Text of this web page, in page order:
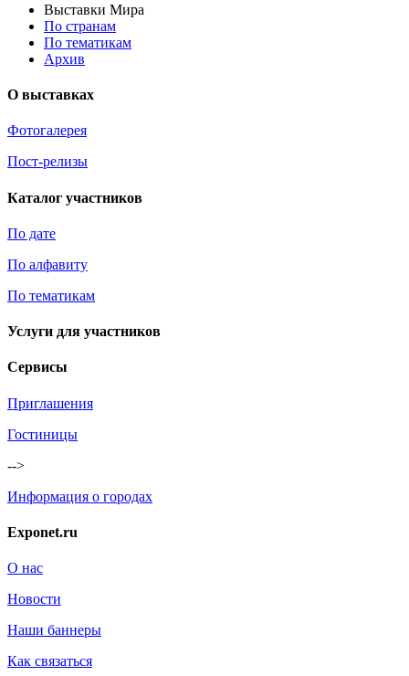
Выставки Мира
По странам
По тематикам
Архив
О выставках
Фотогалерея
Пост-релизы
Каталог участников
По дате
По алфавиту
По тематикам
Услуги для участников
Сервисы
Приглашения
Гостиницы
-->
Информация о городах
Exponet.ru
О нас
Новости
Наши баннеры
Как связаться